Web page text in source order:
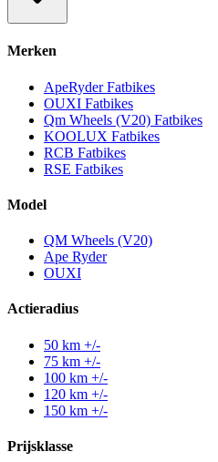
Merken
ApeRyder Fatbikes
OUXI Fatbikes
Qm Wheels (V20) Fatbikes
KOOLUX Fatbikes
RCB Fatbikes
RSE Fatbikes
Model
QM Wheels (V20)
Ape Ryder
OUXI
Actieradius
50 km +/-
75 km +/-
100 km +/-
120 km +/-
150 km +/-
Prijsklasse